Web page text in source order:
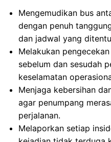
Mengemudikan bus
dengan penuh
dan jadwal yang
Melakukan
sebelum dan sesudah
keselamatan
Menjaga kebersihan
agar penumpang
perjalanan.
Melaporkan setiap